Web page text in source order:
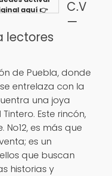
aquí 👉
C.V
—
lectores
de Puebla, donde
entrelaza con la
una joya
Este rincón,
No12, es más que
es un
que buscan
historias y